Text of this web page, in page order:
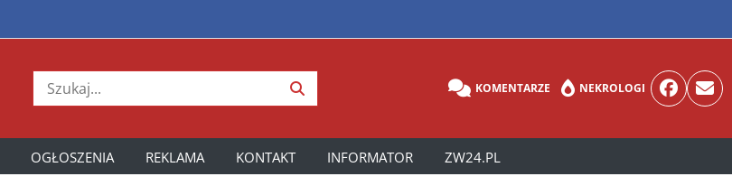
KOMENTARZE NEKROLOGI
OGŁOSZENIA REKLAMA KONTAKT INFORMATOR ZW24.PL